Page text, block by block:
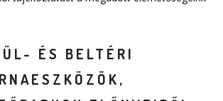
ÉS BELTÉRI